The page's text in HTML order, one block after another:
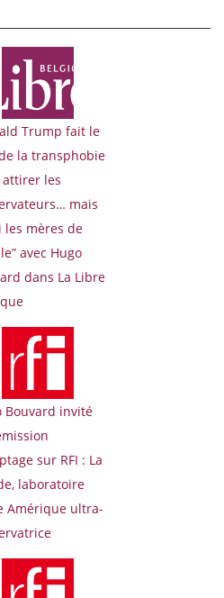
Trump fait le
la transphobie
les
mais
les mères de
avec Hugo
dans La Libre
Bouvard invité
sur RFI : La
laboratoire
Amérique ultra-